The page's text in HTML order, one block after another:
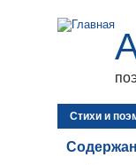
Стихи и